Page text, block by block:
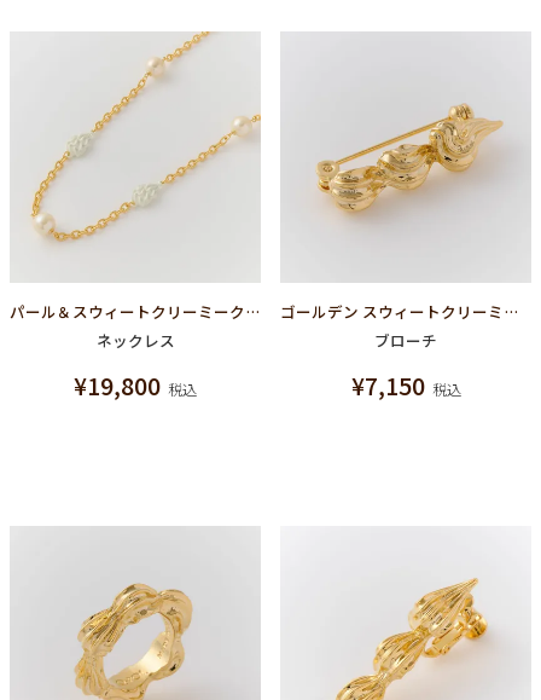
パール＆スウィートクリーミークリーム ネックレス
ネックレス
¥19,800 税込
ゴールデン スウィートクリーミークリーム ブローチ
ブローチ
¥7,150 税込